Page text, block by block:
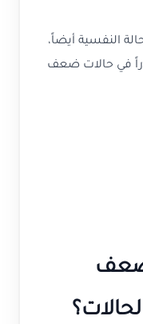
النفسية أيضاً،
في حالات ضعف